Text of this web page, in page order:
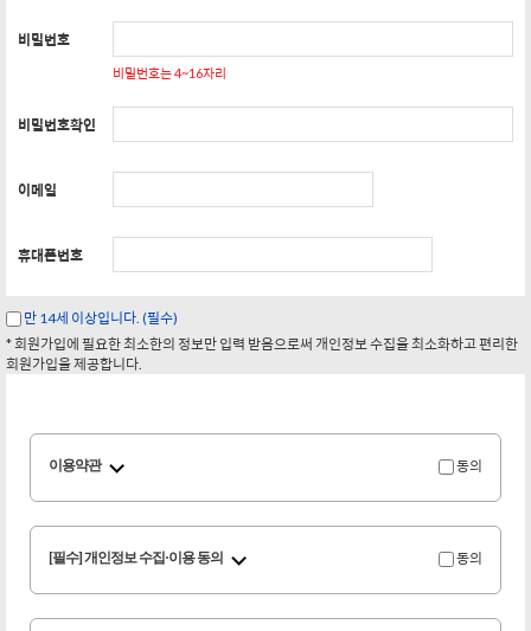
비밀번호
비밀번호는 4~16자리
비밀번호확인
이메일
휴대폰번호
만 14세 이상입니다. (필수)
* 회원가입에 필요한 최소한의 정보만 입력 받음으로써 개인정보 수집을 최소화하고 편리한
회원가입을 제공합니다.
이용약관 동의
[필수] 개인정보 수집·이용 동의 동의